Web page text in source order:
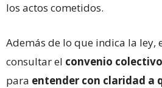
los actos cometidos.
Además de lo que indica la ley,
consultar el convenio colectivo
para entender con claridad a